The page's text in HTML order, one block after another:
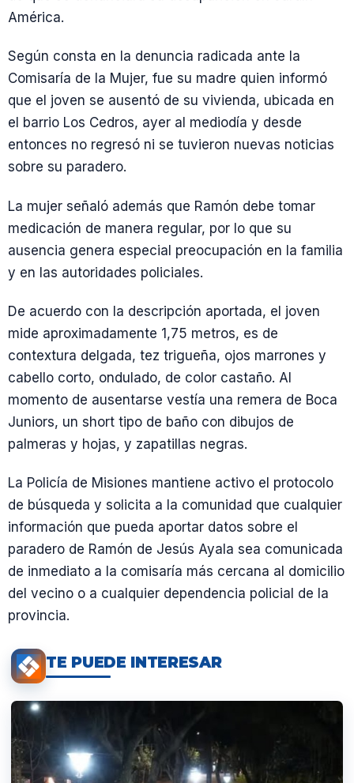
América.
Según consta en la denuncia radicada ante la
Comisaría de la Mujer, fue su madre quien informó
que el joven se ausentó de su vivienda, ubicada en
el barrio Los Cedros, ayer al mediodía y desde
entonces no regresó ni se tuvieron nuevas noticias
sobre su paradero.
La mujer señaló además que Ramón debe tomar
medicación de manera regular, por lo que su
ausencia genera especial preocupación en la familia
y en las autoridades policiales.
De acuerdo con la descripción aportada, el joven
mide aproximadamente 1,75 metros, es de
contextura delgada, tez trigueña, ojos marrones y
cabello corto, ondulado, de color castaño. Al
momento de ausentarse vestía una remera de Boca
Juniors, un short tipo de baño con dibujos de
palmeras y hojas, y zapatillas negras.
La Policía de Misiones mantiene activo el protocolo
de búsqueda y solicita a la comunidad que cualquier
información que pueda aportar datos sobre el
paradero de Ramón de Jesús Ayala sea comunicada
de inmediato a la comisaría más cercana al domicilio
del vecino o a cualquier dependencia policial de la
provincia.
TE PUEDE INTERESAR